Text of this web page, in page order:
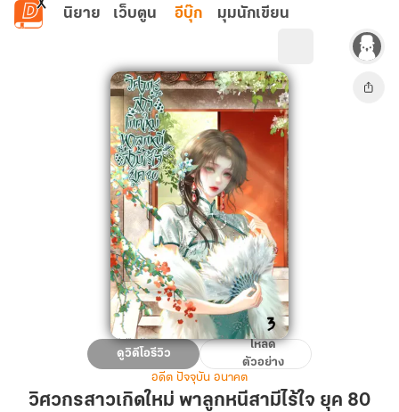
ข้ามไปยังเนื้อหาหลัก
นิยาย เว็บตูน อีบุ๊ก มุมนักเขียน
วิศวกร
สาว
เกิด
ดูวิดีโอรีวิว
โหลด
ตัวอย่าง
อดีต ปัจจุบัน อนาคต
วิศวกรสาวเกิดใหม่ พาลูกหนีสามีไร้ใจ ยุค 80